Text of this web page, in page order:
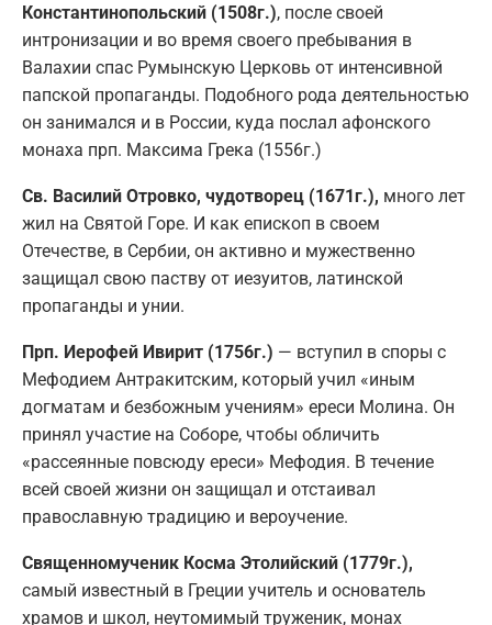
Константинопольский (1508г.), после своей
интронизации и во время своего пребывания в
Валахии спас Румынскую Церковь от интенсивной
папской пропаганды. Подобного рода деятельностью
он занимался и в России, куда послал афонского
монаха прп. Максима Грека (1556г.)
Св. Василий Отровко, чудотворец (1671г.), много лет
жил на Святой Горе. И как епископ в своем
Отечестве, в Сербии, он активно и мужественно
защищал свою паству от иезуитов, латинской
пропаганды и унии.
Прп. Иерофей Ивирит (1756г.) — вступил в споры с
Мефодием Антракитским, который учил «иным
догматам и безбожным учениям» ереси Молина. Он
принял участие на Соборе, чтобы обличить
«рассеянные повсюду ереси» Мефодия. В течение
всей своей жизни он защищал и отстаивал
православную традицию и вероучение.
Священномученик Косма Этолийский (1779г.),
самый известный в Греции учитель и основатель
храмов и школ, неутомимый труженик, монах